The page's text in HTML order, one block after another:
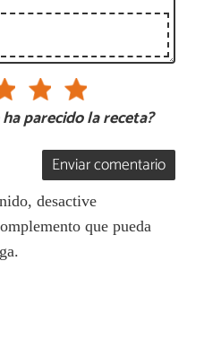
parecido la receta?
Enviar comentario
desactive
que pueda